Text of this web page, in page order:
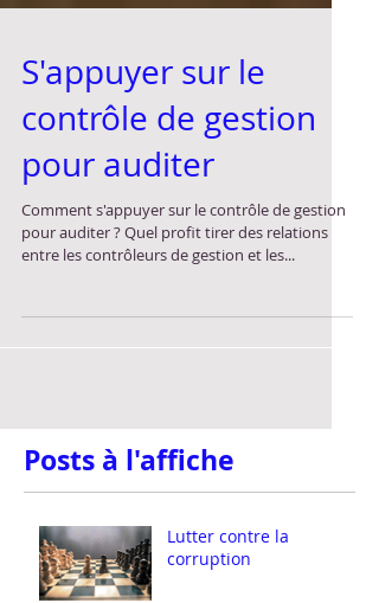
S'appuyer sur le
contrôle de gestion
pour auditer
Comment s'appuyer sur le contrôle de gestion
entre les contrôleurs de gestion et les...
Posts à l'affiche